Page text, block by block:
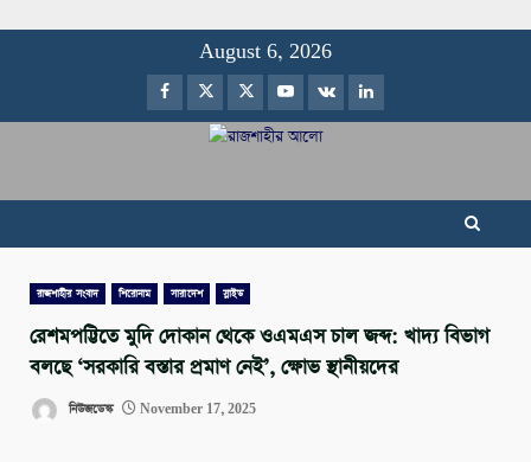
August 6, 2026
Facebook
TwitterInstagram
Youtube
VK LinkedIn
রাজশাহীর সংবাদ শিরোনাম সারাদেশ স্লাইড
রেশমপট্টিতে মুদি দোকান থেকে ওএমএস চাল জব্দ: খাদ্য বিভাগ
বলছে ‘সরকারি বস্তার প্রমাণ নেই’, ক্ষোভ স্থানীয়দের
নিউজডেস্ক November 17, 2025